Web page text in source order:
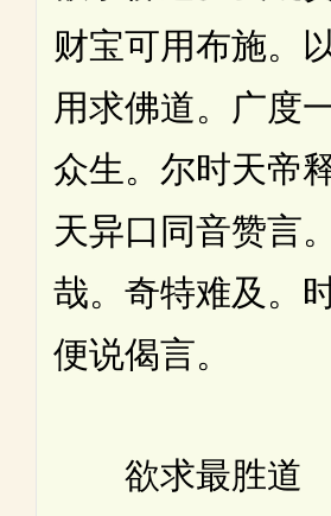
财宝可用布施。
用求佛道。广度
众生。尔时天帝
天异口同音赞言
哉。奇特难及。
便说偈言。
欲求最胜